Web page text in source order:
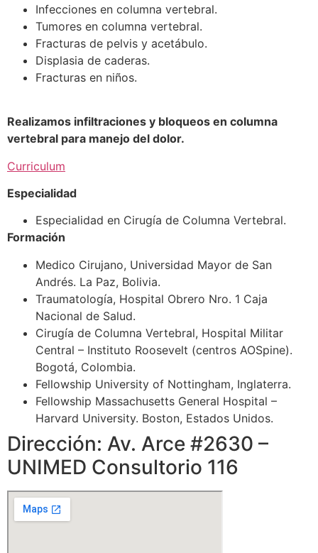
Infecciones en columna vertebral.
Tumores en columna vertebral.
Fracturas de pelvis y acetábulo.
Displasia de caderas.
Fracturas en niños.
Realizamos infiltraciones y bloqueos en columna
vertebral para manejo del dolor.
Curriculum
Especialidad
Especialidad en Cirugía de Columna Vertebral.
Formación
Medico Cirujano, Universidad Mayor de San
Andrés. La Paz, Bolivia.
Traumatología, Hospital Obrero Nro. 1 Caja
Nacional de Salud.
Cirugía de Columna Vertebral, Hospital Militar
Central – Instituto Roosevelt (centros AOSpine).
Bogotá, Colombia.
Fellowship University of Nottingham, Inglaterra.
Fellowship Massachusetts General Hospital –
Harvard University. Boston, Estados Unidos.
Dirección: Av. Arce #2630 –
UNIMED Consultorio 116